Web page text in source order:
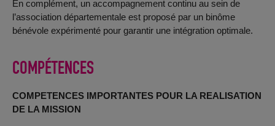
En complément, un accompagnement continu au sein de
l’association départementale est proposé par un binôme
bénévole expérimenté pour garantir une intégration optimale.
COMPÉTENCES
COMPETENCES IMPORTANTES POUR LA REALISATION
DE LA MISSION